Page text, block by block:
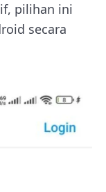
pilihan ini
secara